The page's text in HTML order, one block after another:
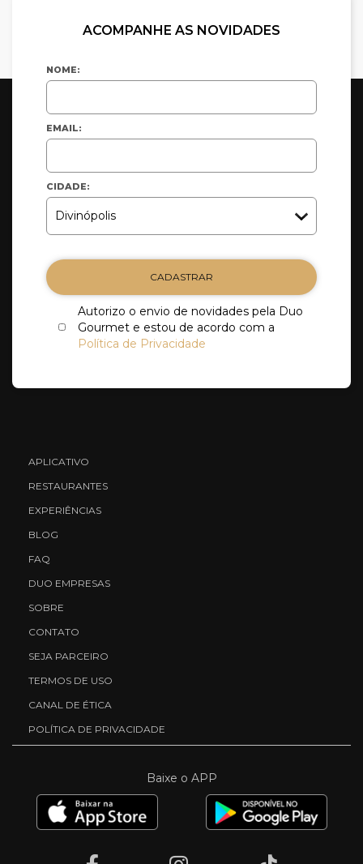
ACOMPANHE AS NOVIDADES
NOME:
EMAIL:
CIDADE:
CADASTRAR
Autorizo o envio de novidades pela Duo
Gourmet e estou de acordo com a
Política de Privacidade
APLICATIVO
RESTAURANTES
EXPERIÊNCIAS
BLOG
FAQ
DUO EMPRESAS
SOBRE
CONTATO
SEJA PARCEIRO
TERMOS DE USO
CANAL DE ÉTICA
POLÍTICA DE PRIVACIDADE
Baixe o APP